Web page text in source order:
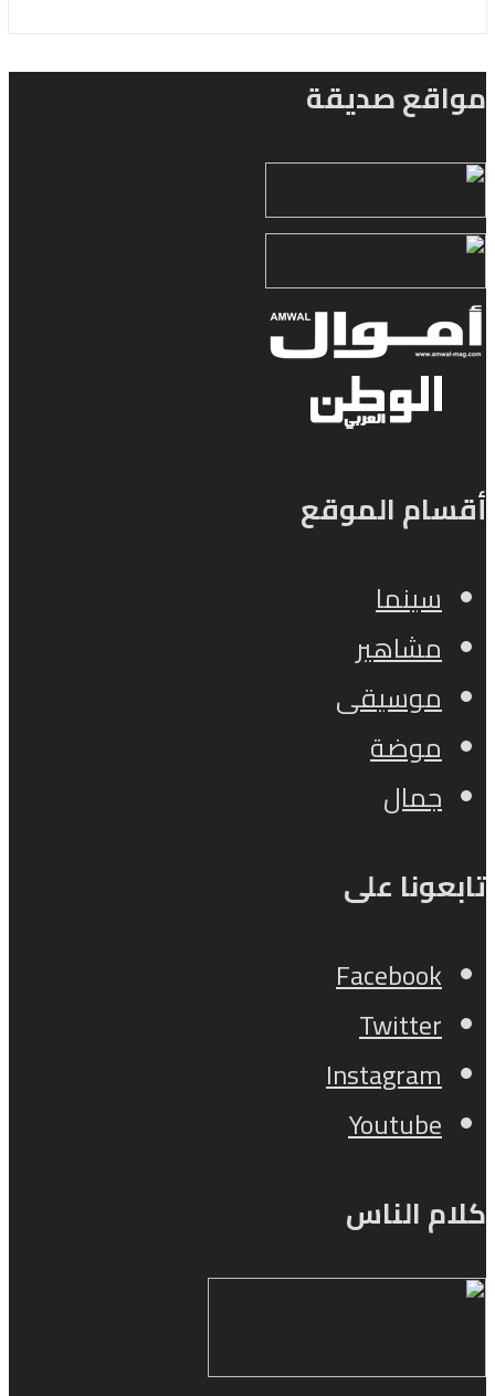
مواقع صديقة
أقسام الموقع
سينما
مشاهير
موسيقى
موضة
جمال
تابعونا على
Facebook
Twitter
Instagram
Youtube
كلام الناس